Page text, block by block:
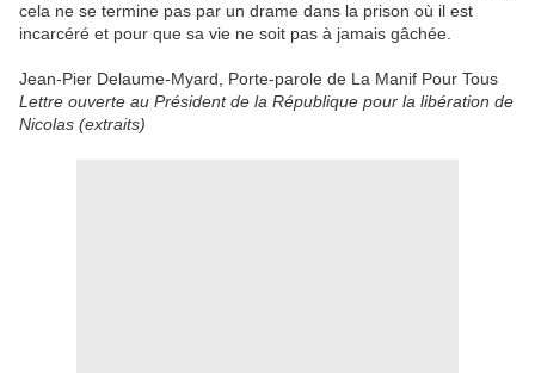
cela ne se termine pas par un drame dans la prison où il est
incarcéré et pour que sa vie ne soit pas à jamais gâchée.
Jean-Pier Delaume-Myard, Porte-parole de La Manif Pour Tous
Lettre ouverte au Président de la République pour la libération de
Nicolas (extraits)